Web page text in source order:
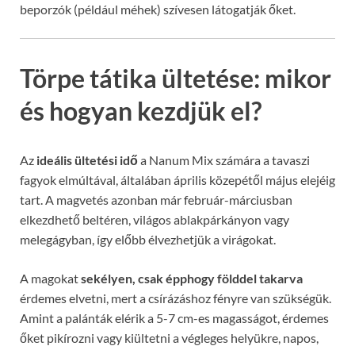
beporzók (például méhek) szívesen látogatják őket.
Törpe tátika ültetése: mikor
és hogyan kezdjük el?
Az ideális ültetési időa Nanum Mix számára a tavaszi
fagyok elmúltával, általában április közepétől május elejéig
tart. A magvetés azonban már február-márciusban
elkezdhető beltéren, világos ablakpárkányon vagy
melegágyban, így előbb élvezhetjük a virágokat.
A magokatsekélyen, csak épphogy földdel takarva
érdemes elvetni, mert a csírázáshoz fényre van szükségük.
Amint a palánták elérik a 5-7 cm-es magasságot, érdemes
őket pikírozni vagy kiültetni a végleges helyükre, napos,